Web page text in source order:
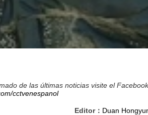
de las últimas noticias visite el
cctvenespanol
Editor： Duan